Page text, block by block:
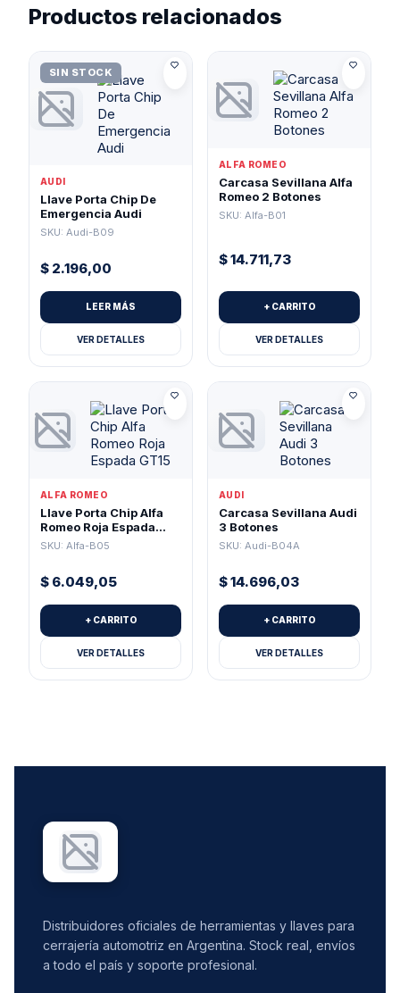
Productos relacionados
SIN STOCK
AUDI
Llave Porta Chip De
Emergencia Audi
SKU: Audi-B09
$ 2.196,00
LEER MÁS
VER DETALLES
ALFA ROMEO
Carcasa Sevillana Alfa
Romeo 2 Botones
SKU: Alfa-B01
$14.711,73
+ CARRITO
VER DETALLES
ALFA ROMEO
Llave Porta Chip Alfa
Romeo Roja Espada
GT15
SKU: Alfa-B05
$ 6.049,05
+ CARRITO
VER DETALLES
AUDI
Carcasa Sevillana Audi
3 Botones
SKU: Audi-B04A
$14.696,03
+ CARRITO
VER DETALLES
Distribuidores oficiales de herramientas y llaves para
cerrajería automotriz en Argentina. Stock real, envíos
a todo el país y soporte profesional.